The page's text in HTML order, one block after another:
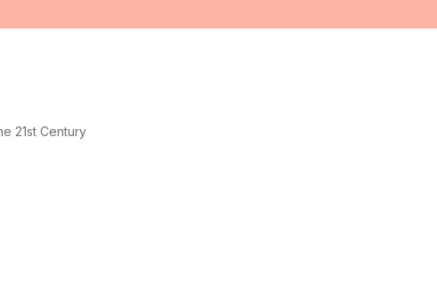
21st Century